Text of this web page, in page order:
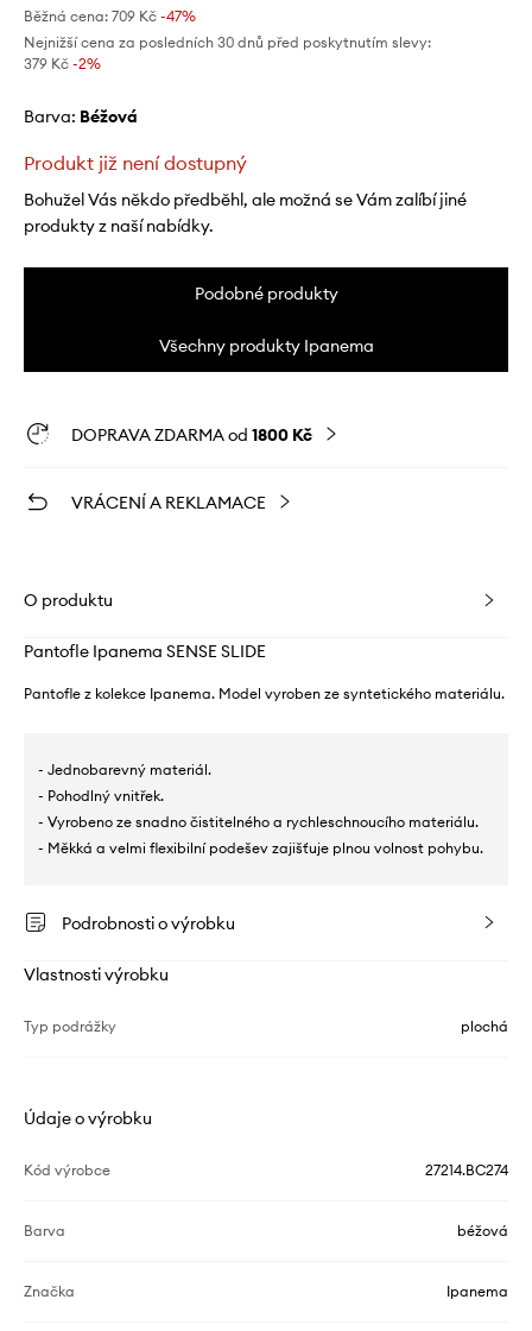
Běžná cena: 709 Kč -47%
Nejnižší cena za posledních 30 dnů před poskytnutím slevy:
379 Kč -2%
Barva: béžová
Produkt již není dostupný
Bohužel Vás někdo předběhl, ale možná se Vám zalíbí jiné
produkty z naší nabídky.
Podobné produkty
Všechny produkty Ipanema
DOPRAVA ZDARMA od 1800 Kč
VRÁCENÍ A REKLAMACE
O produktu
Pantofle Ipanema SENSE SLIDE
Pantofle z kolekce Ipanema. Model vyroben ze syntetického materiálu.
- Jednobarevný materiál.
- Pohodlný vnitřek.
- Vyrobeno ze snadno čistitelného a rychleschnoucího materiálu.
- Měkká a velmi flexibilní podešev zajišťuje plnou volnost pohybu.
Podrobnosti o výrobku
Vlastnosti výrobku
Typ podrážky plochá
Údaje o výrobku
Kód výrobce 27214.BC274
Barva béžová
Značka Ipanema